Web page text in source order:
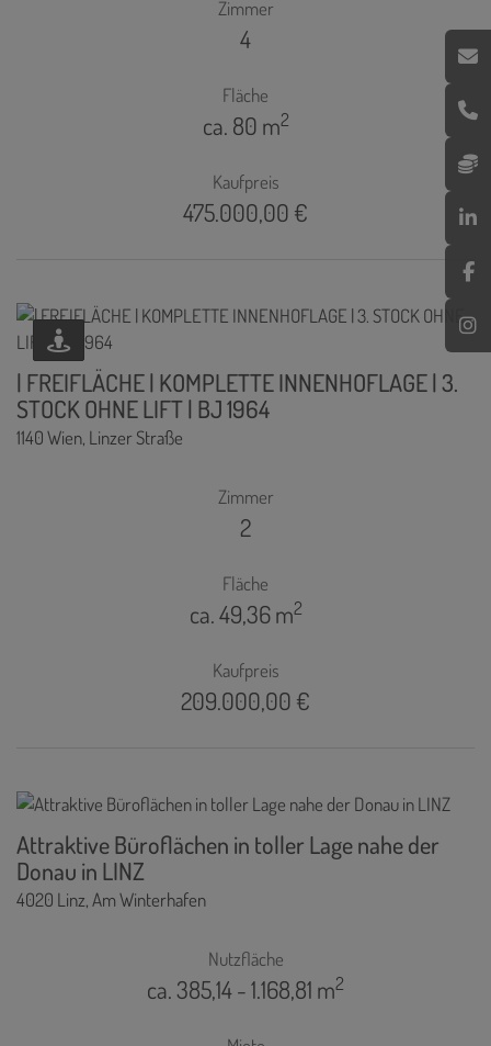
Zimmer
4
Fläche
ca. 80 m2
Kaufpreis
475.000,00 €
| FREIFLÄCHE | KOMPLETTE INNENHOFLAGE | 3.
STOCK OHNE LIFT | BJ 1964
1140 Wien, Linzer Straße
Zimmer
2
Fläche
ca. 49,36 m2
Kaufpreis
209.000,00 €
Attraktive Büroflächen in toller Lage nahe der
Donau in LINZ
4020 Linz, Am Winterhafen
Nutzfläche
ca. 385,14 - 1.168,81 m2